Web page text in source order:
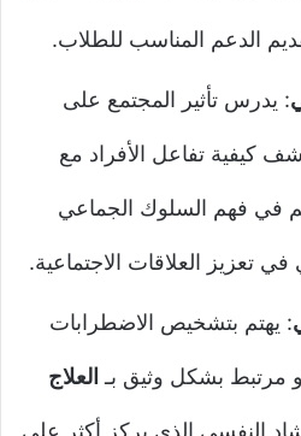
الدعم المناسب للطلاب.
: يدرس تأثير المجتمع على
كيفية تفاعل الأفراد مع
في فهم السلوك الجماعي
تعزيز العلاقات الاجتماعية.
: يهتم بتشخيص الاضطرابات
مرتبط بشكل وثيق بـ العلاج